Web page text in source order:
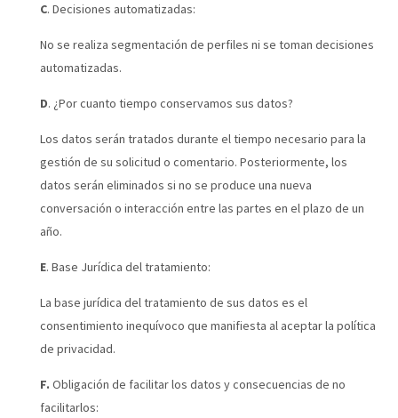
C. Decisiones automatizadas:
No se realiza segmentación de perfiles ni se toman decisiones
automatizadas.
D. ¿Por cuanto tiempo conservamos sus datos?
Los datos serán tratados durante el tiempo necesario para la
gestión de su solicitud o comentario. Posteriormente, los
datos serán eliminados si no se produce una nueva
conversación o interacción entre las partes en el plazo de un
año.
E. Base Jurídica del tratamiento:
La base jurídica del tratamiento de sus datos es el
consentimiento inequívoco que manifiesta al aceptar la política
de privacidad.
F. Obligación de facilitar los datos y consecuencias de no
facilitarlos: